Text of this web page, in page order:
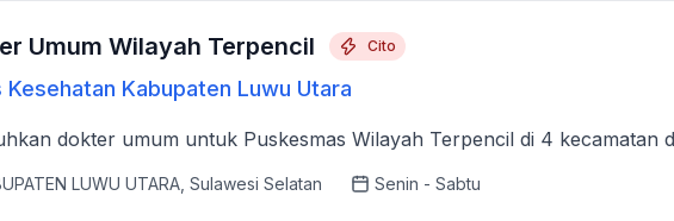
Umum Wilayah Terpencil Cito
Kesehatan Kabupaten Luwu Utara
dokter umum untuk Puskesmas Wilayah Terpencil di 4 kecamatan
LUWU UTARA, Sulawesi Selatan Senin - Sabtu